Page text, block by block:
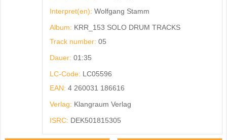
Interpret(en): Wolfgang Stamm
Album: KRR_153 SOLO DRUM TRACKS
Track number: 05
Dauer: 01:35
LC-Code: LC05596
EAN: 4 260031 186616
Verlag: Klangraum Verlag
ISRC: DEK501815305